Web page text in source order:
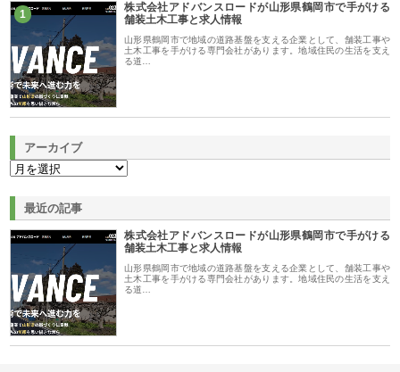
1
株式会社アドバンスロードが山形県鶴岡市で手がける
舗装土木工事と求人情報
山形県鶴岡市で地域の道路基盤を支える企業として、舗装工事や
土木工事を手がける専門会社があります。地域住民の生活を支え
る道…
アーカイブ
最近の記事
株式会社アドバンスロードが山形県鶴岡市で手がける
舗装土木工事と求人情報
山形県鶴岡市で地域の道路基盤を支える企業として、舗装工事や
土木工事を手がける専門会社があります。地域住民の生活を支え
る道…